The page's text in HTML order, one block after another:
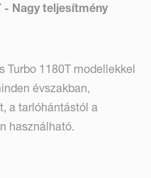
- Nagy teljesítmény
Turbo 1180T modellekkel
évszakban,
a tarlóhántástól a
használható.